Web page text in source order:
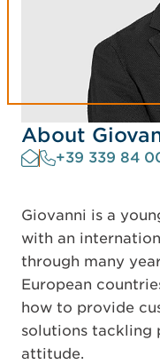
About
+39 339 84
Giovanni is a
with an
through many
European
how to provide
solutions tackling
attitude.